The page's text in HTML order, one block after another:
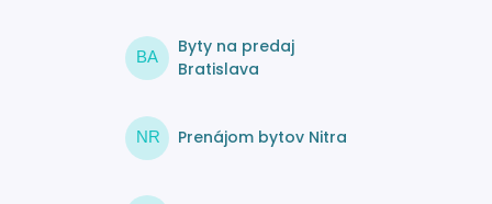
BA
Byty na predaj
Bratislava
NR Prenájom bytov Nitra